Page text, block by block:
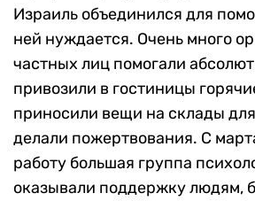
Израиль объединился для
ней нуждается. Очень много
частных лиц помогали
привозили в гостиницы
приносили вещи на склады
делали пожертвования. С
работу большая группа
оказывали поддержку людям,